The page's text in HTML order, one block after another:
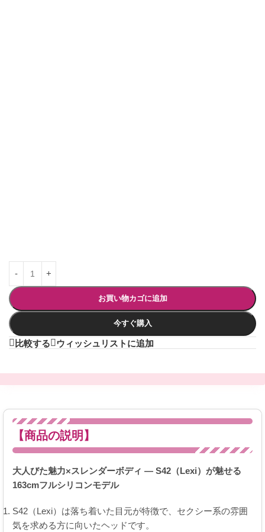
お買い物カゴに追加
今すぐ購入
比較する ウィッシュリストに追加
【商品の説明】
大人びた魅力×スレンダーボディ ― S42（Lexi）が魅せる
163cmフルシリコンモデル
S42（Lexi）は落ち着いた目元が特徴で、セクシー系の雰囲
気を求める方に向いたヘッドです。